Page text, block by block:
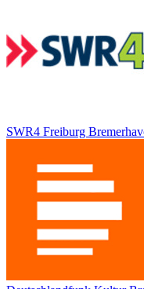
SWR4 Freiburg